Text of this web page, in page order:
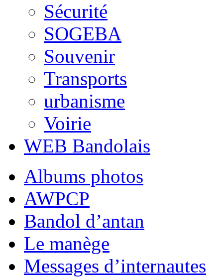
Sécurité
SOGEBA
Souvenir
Transports
urbanisme
Voirie
WEB Bandolais
Albums photos
AWPCP
Bandol d’antan
Le manège
Messages d’internautes